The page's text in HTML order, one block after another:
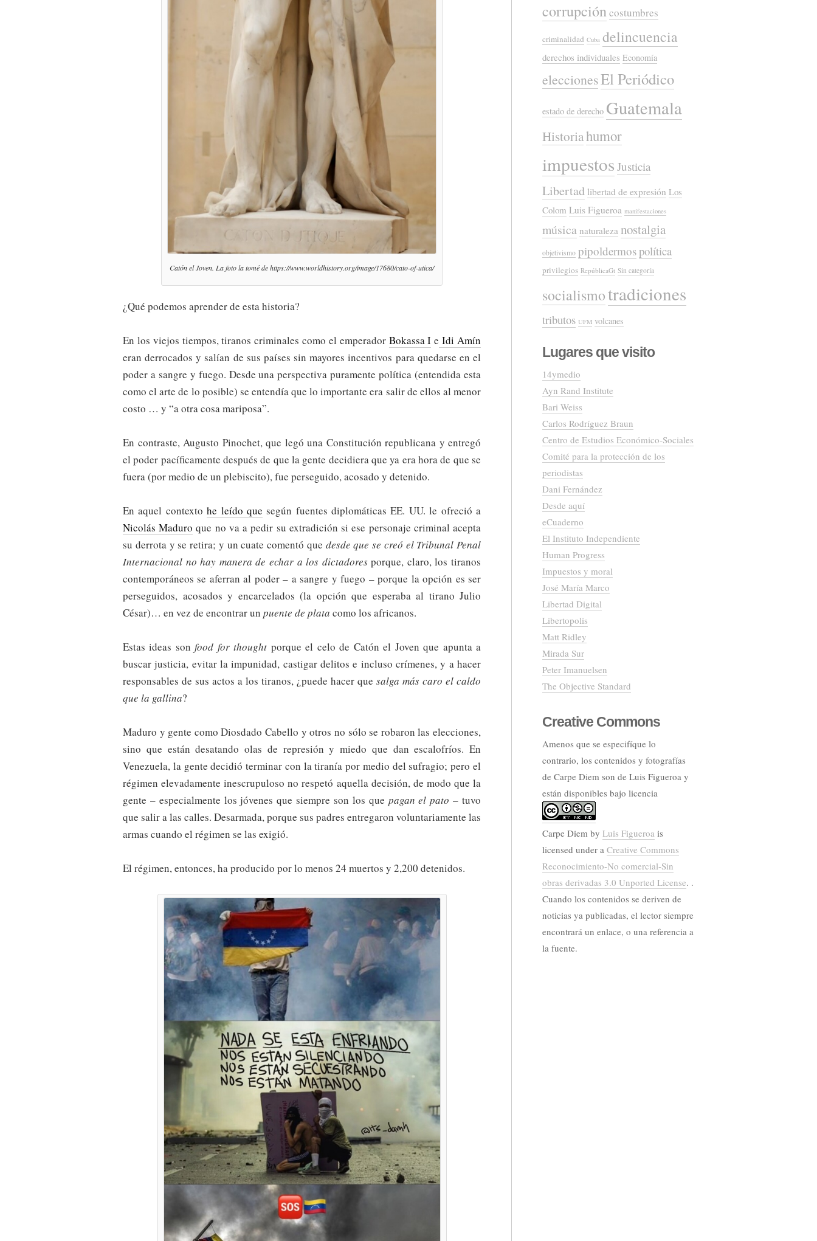
Catón el Joven. La foto la tomé de https://www.worldhistory.org/image/17680/cato-of-utica/
¿Qué podemos aprender de esta historia?
En los viejos tiempos, tiranos criminales como el emperador Bokassa I e Idi Amín
eran derrocados y salían de sus países sin mayores incentivos para quedarse en el
poder a sangre y fuego. Desde una perspectiva puramente política (entendida esta
como el arte de lo posible) se entendía que lo importante era salir de ellos al menor
costo … y “a otra cosa mariposa”.
En contraste, Augusto Pinochet, que legó una Constitución republicana y entregó
el poder pacíficamente después de que la gente decidiera que ya era hora de que se
fuera (por medio de un plebiscito), fue perseguido, acosado y detenido.
En aquel contextohe leído que según fuentes diplomáticas EE. UU. le ofreció a
Nicolás Maduro que no va a pedir su extradición si ese personaje criminal acepta
su derrota y se retira; y un cuate comentó que desde que se creó el Tribunal Penal
Internacional no hay manera de echar a los dictadoresporque, claro, los tiranos
contemporáneos se aferran al poder – a sangre y fuego – porque la opción es ser
perseguidos, acosados y encarcelados (la opción que esperaba al tirano Julio
César)… en vez de encontrar un puente de plata como los africanos.
Estas ideas son food for thought porque el celo de Catón el Joven que apunta a
buscar justicia, evitar la impunidad, castigar delitos e incluso crímenes, y a hacer
responsables de sus actos a los tiranos, ¿puede hacer que salga más caro el caldo
que la gallina?
Maduro y gente como Diosdado Cabello y otros no sólo se robaron las elecciones,
sino que están desatando olas de represión y miedo que dan escalofríos. En
Venezuela, la gente decidió terminar con la tiranía por medio del sufragio; pero el
régimen elevadamente inescrupuloso no respetó aquella decisión, de modo que la
gente – especialmente los jóvenes que siempre son los que pagan el pato – tuvo
que salir a las calles. Desarmada, porque sus padres entregaron voluntariamente las
armas cuando el régimen se las exigió.
El régimen, entonces, ha producido por lo menos 24 muertos y 2,200 detenidos.
corrupcióncostumbres
criminalidad Cuba delincuencia
derechos individuales Economía
eleccionesEl Periódico
estado de derecho Guatemala
Historiahumor
impuestos Justicia
Libertad libertad de expresión Los
Colom Luis Figueroa manifestaciones
música naturaleza nostalgia
objetivismo pipoldermospolítica
privilegios RepúblicaGt Sin categoría
socialismotradiciones
tributos UFM volcanes
Lugares que visito
14ymedio
Ayn Rand Institute
Bari Weiss
Carlos Rodríguez Braun
Centro de Estudios Económico-Sociales
Comité para la protección de los
periodistas
Dani Fernández
Desde aquí
eCuaderno
El Instituto Independiente
Human Progress
Impuestos y moral
José María Marco
Libertad Digital
Libertopolis
Matt Ridley
Mirada Sur
Peter Imanuelsen
The Objective Standard
Creative Commons
Amenos que se especifíque lo
contrario, los contenidos y fotografías
de Carpe Diem son de Luis Figueroa y
están disponibles bajo licencia
Carpe Diem by Luis Figueroa is
licensed under a Creative Commons
Reconocimiento-No comercial-Sin
obras derivadas 3.0 Unported License. .
Cuando los contenidos se deriven de
noticias ya publicadas, el lector siempre
encontrará un enlace, o una referencia a
la fuente.